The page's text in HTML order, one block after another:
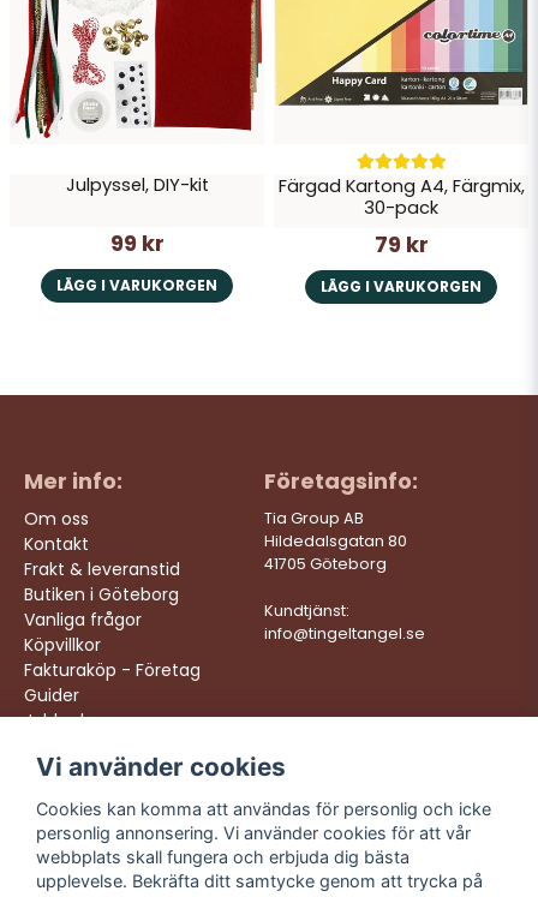
Julpyssel, DIY-kit
99 kr
LÄGG I VARUKORGEN
Färgad Kartong A4, Färgmix,
30-pack
79 kr
LÄGG I VARUKORGEN
Mer info:
Om oss
Kontakt
Frakt & leveranstid
Butiken i Göteborg
Vanliga frågor
Köpvillkor
Fakturaköp - Företag
Guider
Jobba hos oss
Företagsinfo:
Tia Group AB
Hildedalsgatan 80
41705 Göteborg
Kundtjänst:
info@tingeltangel.se
Följ oss:
Instagram
Facebook
TikTok
Vi levererar:
Snabba leveranser
Trygga köp
Fri frakt över 499:-
Trevlig kundtjänst
Vi använder cookies
Cookies kan komma att användas för personlig och icke
personlig annonsering. Vi använder cookies för att vår
webbplats skall fungera och erbjuda dig bästa
upplevelse. Bekräfta ditt samtycke genom att trycka på